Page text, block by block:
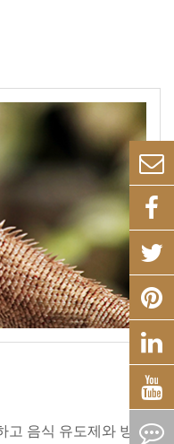
고 음식 유도제와 방부